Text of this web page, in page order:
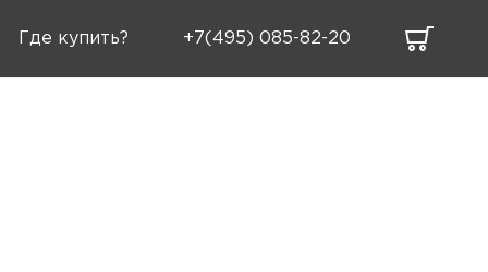
Где купить? +7(495) 085-82-20